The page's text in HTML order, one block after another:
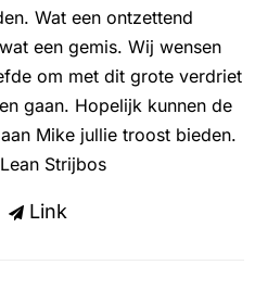
Wat een ontzettend
een gemis. Wij wensen
om met dit grote verdriet
gaan. Hopelijk kunnen de
Mike jullie troost bieden.
Strijbos
Link